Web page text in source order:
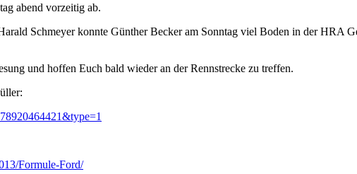
abend vorzeitig ab.
Schmeyer konnte Günther Becker am Sonntag viel Boden in der HRA
und hoffen Euch bald wieder an der Rennstrecke zu treffen.
Formule-Ford/